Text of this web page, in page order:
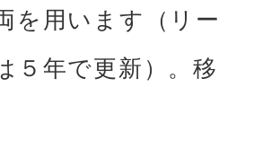
を⽤います（リー
５年で更新）。移